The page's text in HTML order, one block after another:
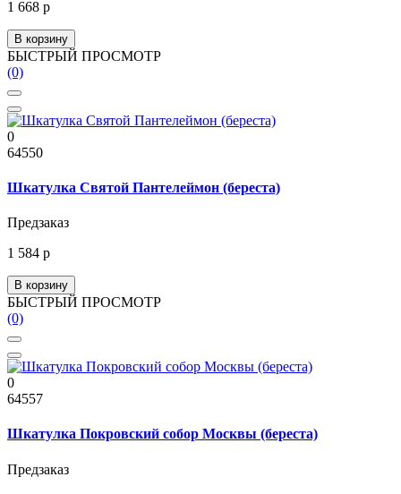
1 668 р
В корзину
БЫСТРЫЙ ПРОСМОТР
(0)
0
64550
Шкатулка Святой Пантелеймон (береста)
Предзаказ
1 584 р
В корзину
БЫСТРЫЙ ПРОСМОТР
(0)
0
64557
Шкатулка Покровский собор Москвы (береста)
Предзаказ